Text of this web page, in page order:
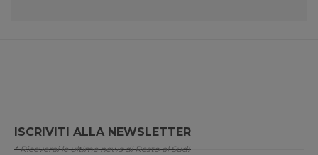
ISCRIVITI ALLA NEWSLETTER
* Riceverai le ultime news di Resto al Sud!